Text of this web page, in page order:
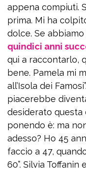
appena compiuti.
prima. Mi ha
dolce. Se
quindici anni
qui a raccontarlo,
bene. Pamela mi
all’Isola dei
piacerebbe
desiderato questa
ponendo è: ma
adesso? Ho 45
faccio a 47,
60”. Silvia Toffanin